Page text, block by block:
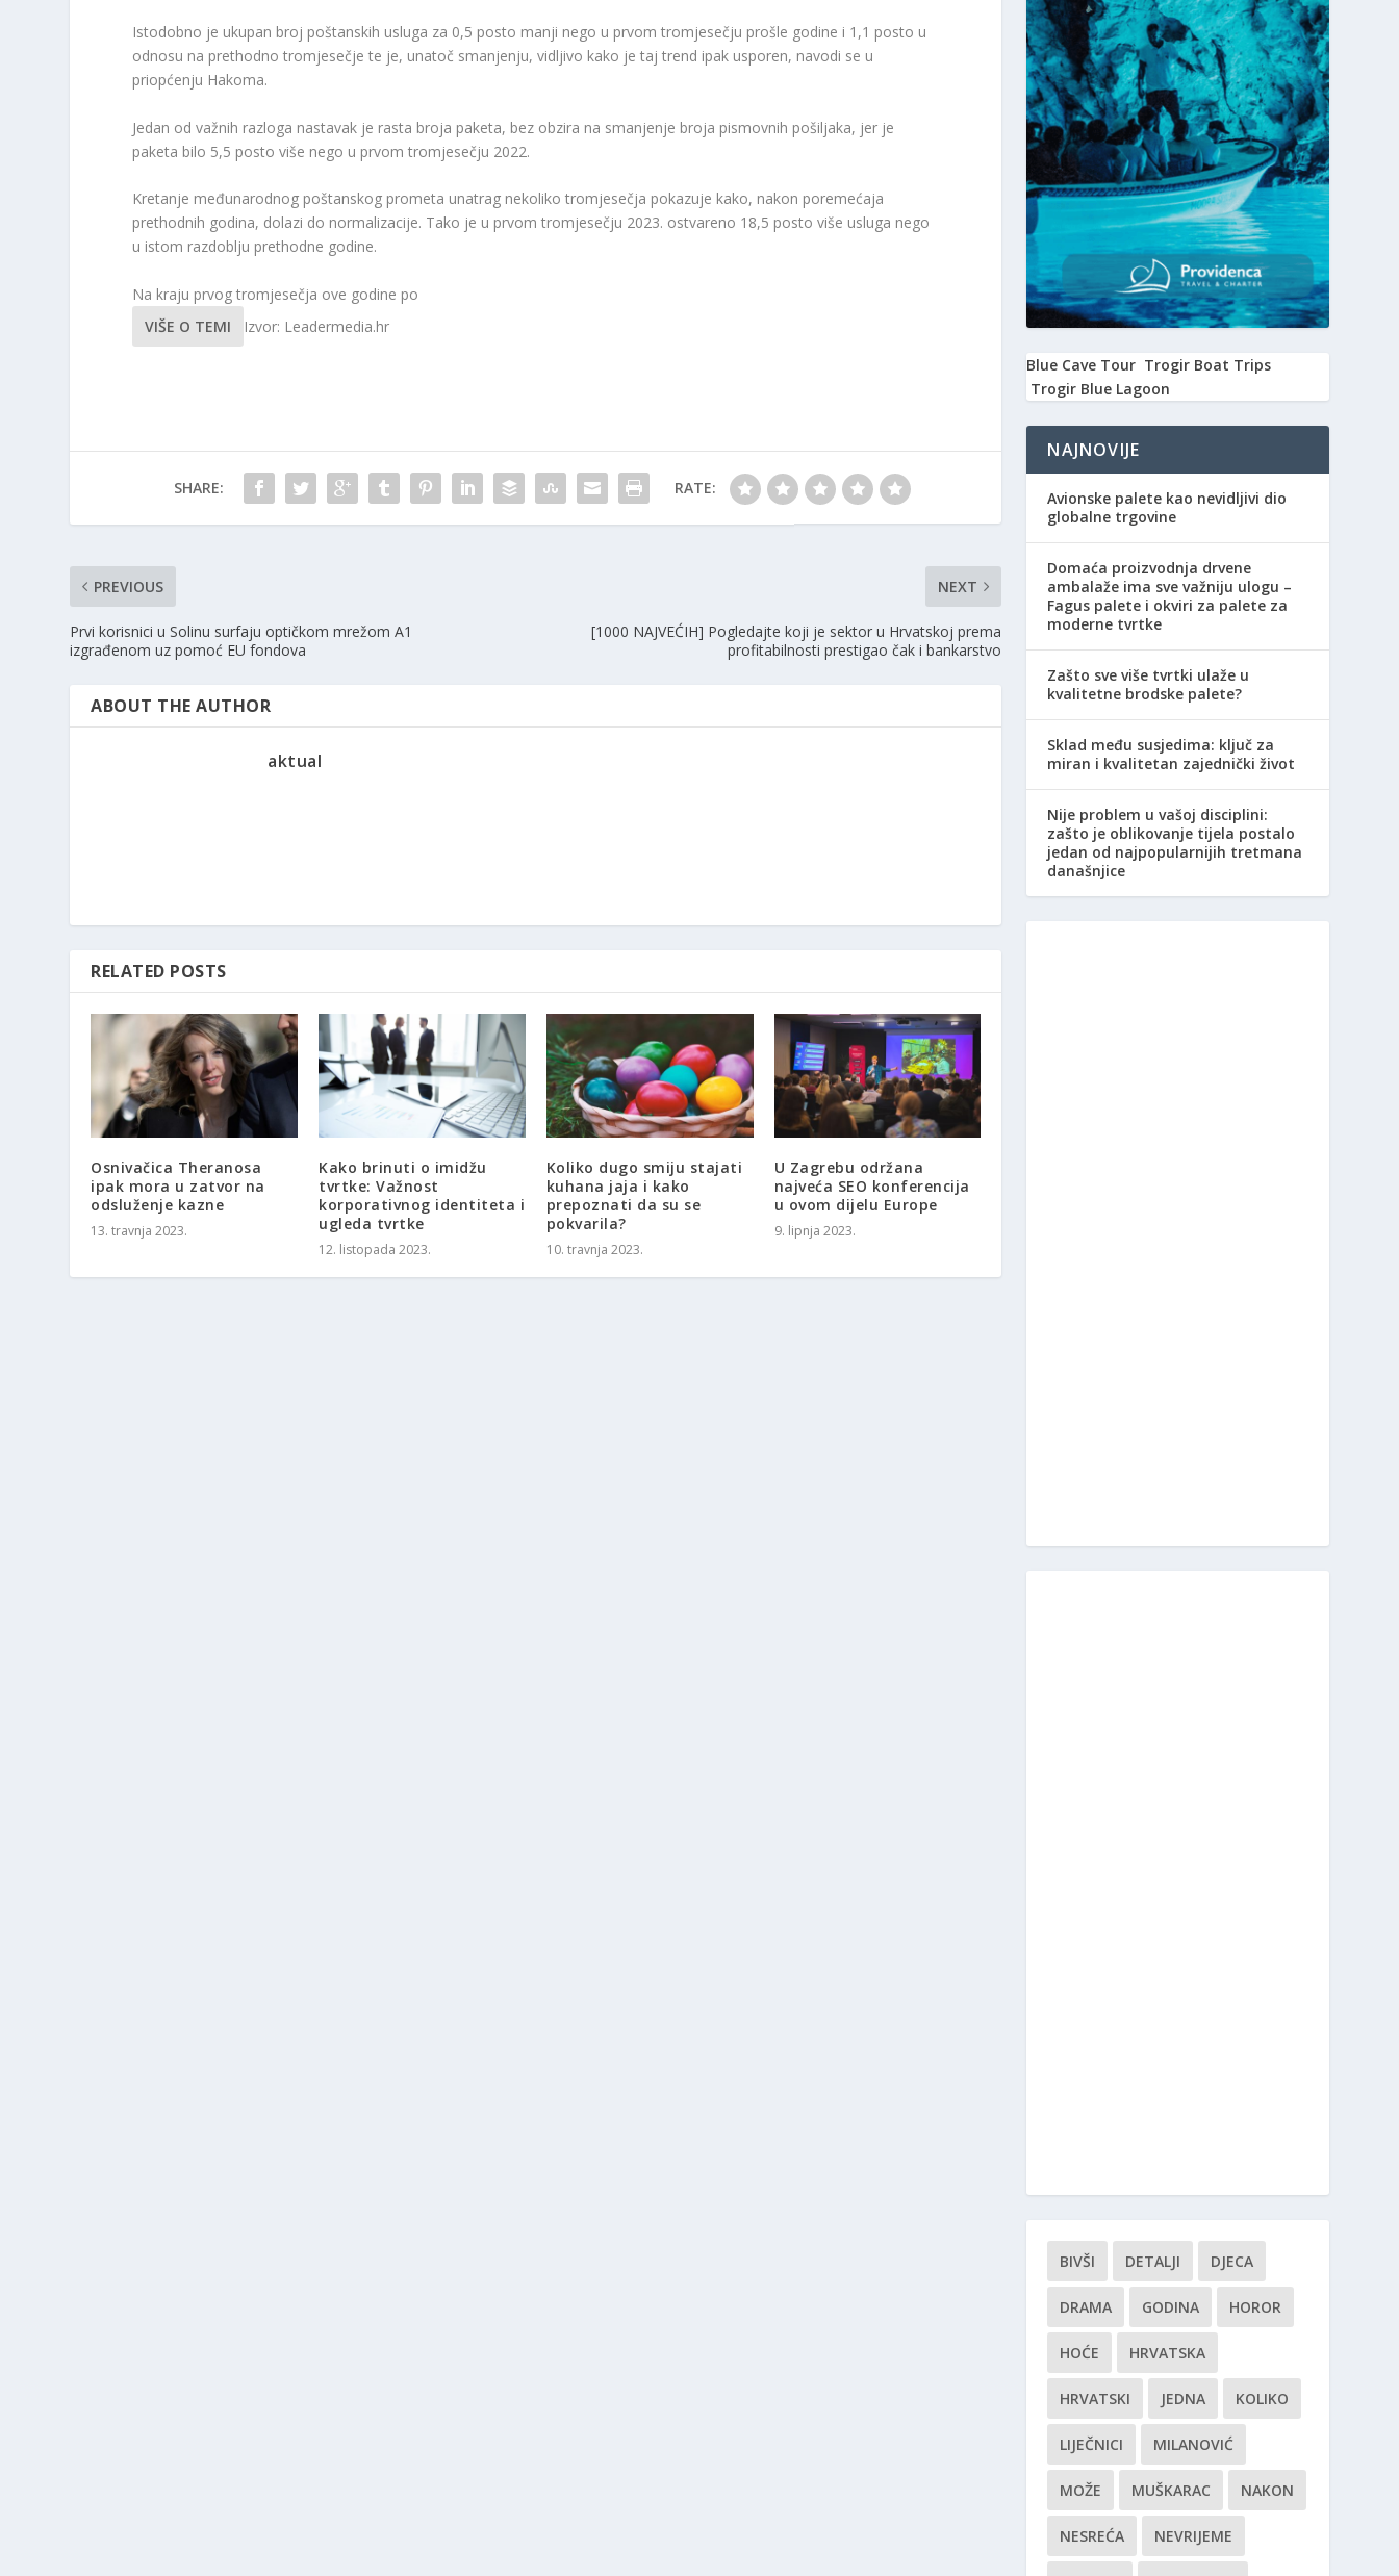
Istodobno je ukupan broj poštanskih usluga za 0,5 posto manji nego u prvom tromjesečju prošle godine i 1,1 posto u
odnosu na prethodno tromjesečje te je, unatoč smanjenju, vidljivo kako je taj trend ipak usporen, navodi se u
priopćenju Hakoma.
Jedan od važnih razloga nastavak je rasta broja paketa, bez obzira na smanjenje broja pismovnih pošiljaka, jer je
paketa bilo 5,5 posto više nego u prvom tromjesečju 2022.
Kretanje međunarodnog poštanskog prometa unatrag nekoliko tromjesečja pokazuje kako, nakon poremećaja
prethodnih godina, dolazi do normalizacije. Tako je u prvom tromjesečju 2023. ostvareno 18,5 posto više usluga nego
u istom razdoblju prethodne godine.
Na kraju prvog tromjesečja ove godine po
VIŠE O TEMI
Izvor: Leadermedia.hr
SHARE: RATE:
PREVIOUS
Prvi korisnici u Solinu surfaju optičkom mrežom A1
izgrađenom uz pomoć EU fondova
NEXT
[1000 NAJVEĆIH] Pogledajte koji je sektor u Hrvatskoj prema
profitabilnosti prestigao čak i bankarstvo
ABOUT THE AUTHOR
aktual
RELATED POSTS
Osnivačica Theranosa
ipak mora u zatvor na
odsluženje kazne
13. travnja 2023.
Kako brinuti o imidžu
tvrtke: Važnost
korporativnog identiteta i
ugleda tvrtke
12. listopada 2023.
Koliko dugo smiju stajati
kuhana jaja i kako
prepoznati da su se
pokvarila?
10. travnja 2023.
U Zagrebu održana
najveća SEO konferencija
u ovom dijelu Europe
9. lipnja 2023.
Blue Cave Tour Trogir Boat Trips
Trogir Blue Lagoon
NAJNOVIJE
Avionske palete kao nevidljivi dio
globalne trgovine
Domaća proizvodnja drvene
ambalaže ima sve važniju ulogu –
Fagus palete i okviri za palete za
moderne tvrtke
Zašto sve više tvrtki ulaže u
kvalitetne brodske palete?
Sklad među susjedima: ključ za
miran i kvalitetan zajednički život
Nije problem u vašoj disciplini:
zašto je oblikovanje tijela postalo
jedan od najpopularnijih tretmana
današnjice
BIVŠI DETALJI DJECA
DRAMA GODINA HOROR
HOĆE HRVATSKA
HRVATSKI JEDNA KOLIKO
LIJEČNICI MILANOVIĆ
MOŽE MUŠKARAC NAKON
NESREĆA NEVRIJEME